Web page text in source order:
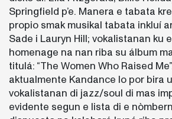
Springfield p’e. Manera e tabata
propio smak musikal tabata inkluí
Sade i Lauryn Hill; vokalistanan ku
homenage na nan riba su álbum
titulá: “The Women Who Raised
aktualmente Kandance lo por bira
vokalistanan di jazz/soul di mas
evidente segun e lista di e